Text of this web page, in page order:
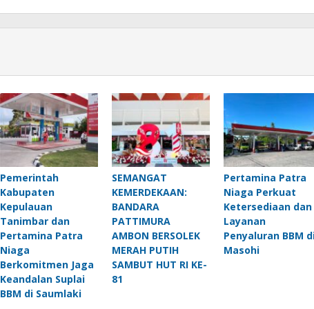
Pemerintah
Kabupaten
Kepulauan
Tanimbar dan
Pertamina Patra
Niaga
Berkomitmen Jaga
Keandalan Suplai
BBM di Saumlaki
SEMANGAT
KEMERDEKAAN:
BANDARA
PATTIMURA
AMBON BERSOLEK
MERAH PUTIH
SAMBUT HUT RI KE-
81
Pertamina Patra
Niaga Perkuat
Ketersediaan dan
Layanan
Penyaluran BBM
Masohi